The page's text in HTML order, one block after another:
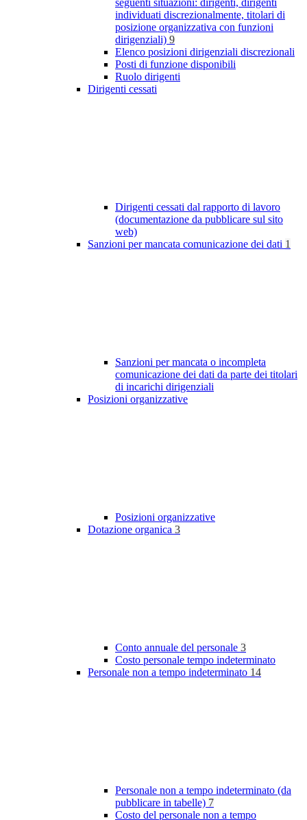
seguenti situazioni: dirigenti, dirigenti
individuati discrezionalmente, titolari di
posizione organizzativa con funzioni
dirigenziali) 9
Elenco posizioni dirigenziali discrezionali
Posti di funzione disponibili
Ruolo dirigenti
Dirigenti cessati
Dirigenti cessati dal rapporto di lavoro
(documentazione da pubblicare sul sito
web)
Sanzioni per mancata comunicazione dei dati 1
Sanzioni per mancata o incompleta
comunicazione dei dati da parte dei titolari
di incarichi dirigenziali
Posizioni organizzative
Posizioni organizzative
Dotazione organica 3
Conto annuale del personale 3
Costo personale tempo indeterminato
Personale non a tempo indeterminato 14
Personale non a tempo indeterminato (da
pubblicare in tabelle) 7
Costo del personale non a tempo